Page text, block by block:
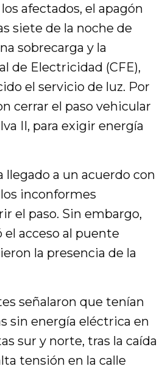
afectados, el apagón
siete de la noche de
sobrecarga y la
de Electricidad (CFE),
el servicio de luz. Por
cerrar el paso vehicular
II, para exigir energía
llegado a un acuerdo con
inconformes
el paso. Sin embargo,
acceso al puente
la presencia de la
señalaron que tenían
sin energía eléctrica en
sur y norte, tras la caída
tensión en la calle